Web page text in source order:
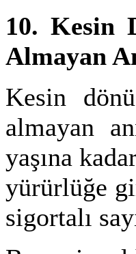
10. Kesin
Almayan
Kesin
almayan
yaşına
yürürlüğe
sigortalı